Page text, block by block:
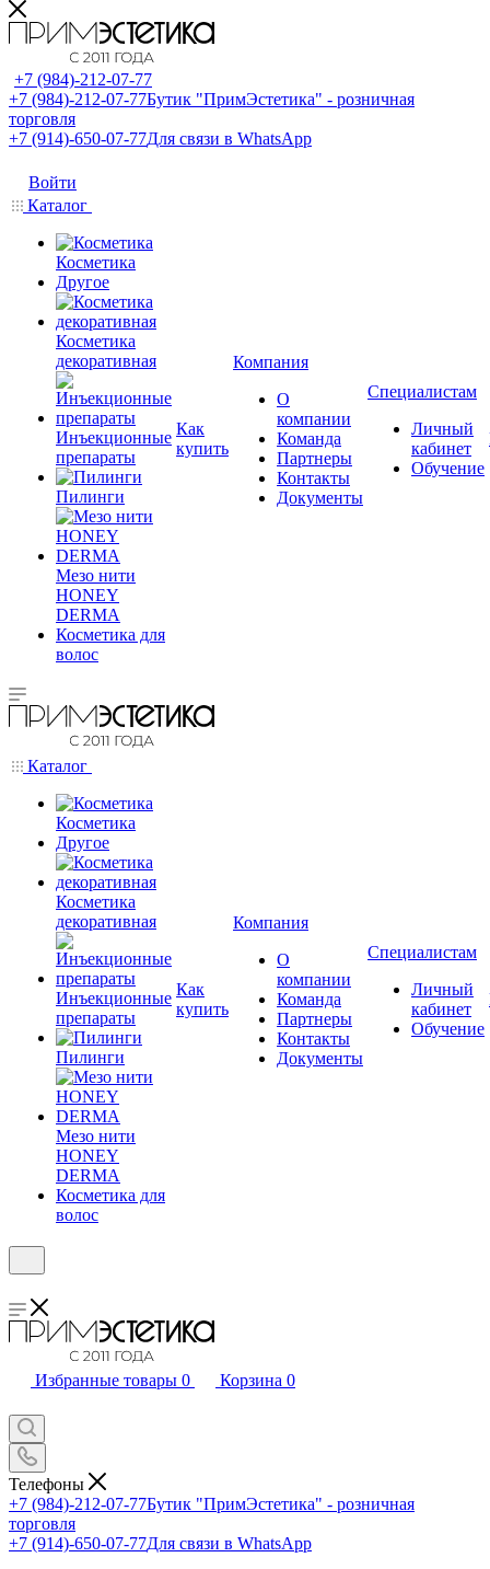
+7 (984)-212-07-77
+7 (984)-212-07-77Бутик "ПримЭстетика" - розничная
торговля
+7 (914)-650-07-77Для связи в WhatsApp
Войти
Каталог
Косметика
Другое
Косметика
декоративная
Инъекционные
препараты
Пилинги
Мезо нити
HONEY
DERMA
Косметика для
волос
Как
купить
Компания
О
компании
Команда
Партнеры
Контакты
Документы
Специалистам
Личный
кабинет
Обучение
Каталог
Косметика
Другое
Косметика
декоративная
Инъекционные
препараты
Пилинги
Мезо нити
HONEY
DERMA
Косметика для
волос
Как
купить
Компания
О
компании
Команда
Партнеры
Контакты
Документы
Специалистам
Личный
кабинет
Обучение
Избранные товары 0 Корзина 0
Телефоны
+7 (984)-212-07-77Бутик "ПримЭстетика" - розничная
торговля
+7 (914)-650-07-77Для связи в WhatsApp